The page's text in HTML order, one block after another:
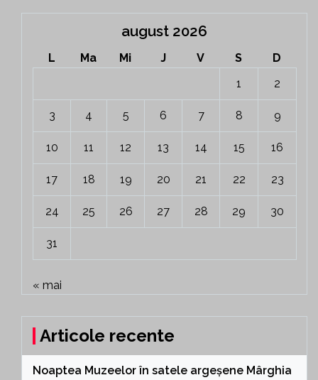
august 2026
L Ma Mi J V S
D
1
2
3 4 5 6 7 8 9
10 11 12 13 14 15 16
17 18 19 20 21 22 23
24 25 26 27 28 29 30
31
« mai
Articole recente
Noaptea Muzeelor în satele argeșene Mârghia